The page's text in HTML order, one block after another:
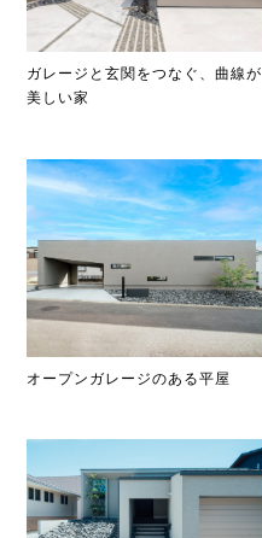
ガレージと玄関をつなぐ、曲線が
美しい家
オープンガレージのある平屋